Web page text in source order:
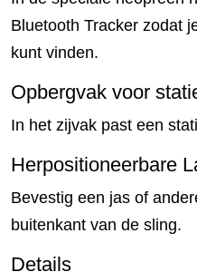
Bluetooth Tracker zodat
kunt vinden.
Opbergvak voor
In het zijvak past een
Herpositioneerbare
Bevestig een jas of
buitenkant van de sling.
Details